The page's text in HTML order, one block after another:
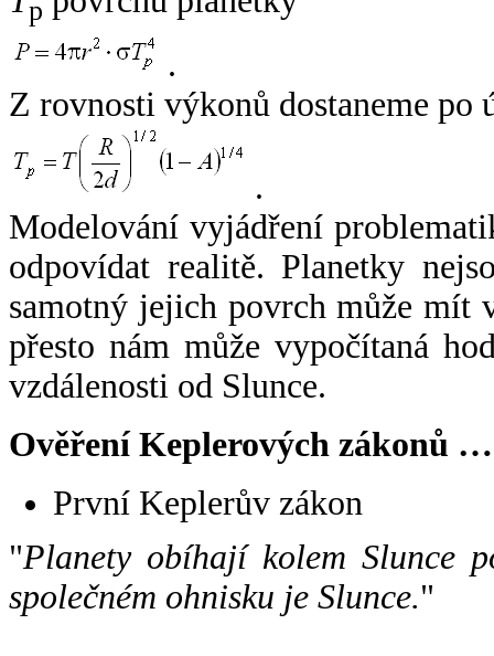
p
.
Z rovnosti výkonů dostaneme po
.
Modelování vyjádření
odpovídat realitě. Planetky
samotný jejich povrch může mít
přesto nám může vypočítaná
vzdálenosti od Slunce.
Ověření Keplerových zákonů …
První Keplerův zákon
"Planety obíhají kolem Slunce
společném ohnisku je Slunce."